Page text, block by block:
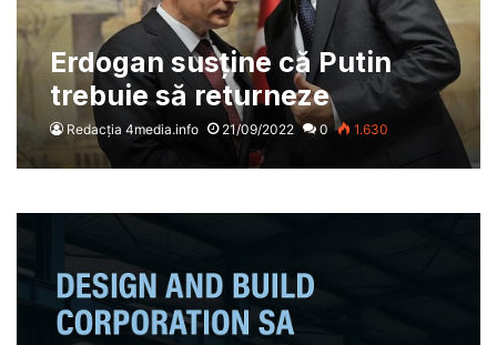
Erdogan susține că Putin
trebuie să returneze
teritoriile ocupate: „Niciun
lider nu ar spune, da, am
Redacția 4media.info 21/09/2022 0 1.630